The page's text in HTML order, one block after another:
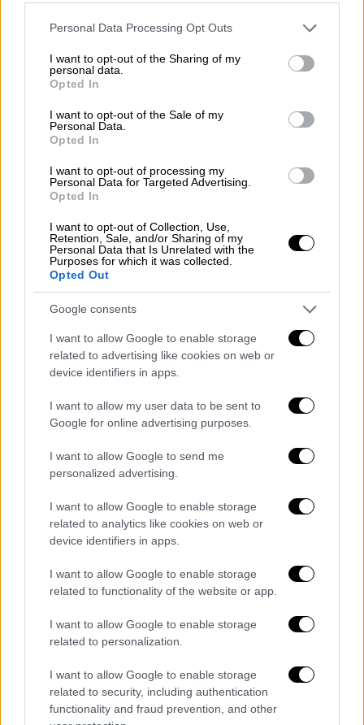
Please note that this website/app uses one or more Google
not limited to your visit or usage behaviour. You may click to
grant or deny consent to Google and its third-party tags to
use your data for below specified purposes in below Google
consent section.
Personal Data Processing Opt Outs
I want to opt-out of the Sharing of my
personal data.
Opted In
I want to opt-out of the Sale of my
Personal Data.
Opted In
I want to opt-out of processing my
Personal Data for Targeted Advertising.
Opted In
I want to opt-out of Collection, Use,
Retention, Sale, and/or Sharing of my
Personal Data that Is Unrelated with the
Purposes for which it was collected.
Opted Out
Google consents
I want to allow Google to enable storage
related to advertising like cookies on web or
device identifiers in apps.
I want to allow my user data to be sent to
Google for online advertising purposes.
I want to allow Google to send me
personalized advertising.
I want to allow Google to enable storage
related to analytics like cookies on web or
device identifiers in apps.
I want to allow Google to enable storage
related to functionality of the website or app.
I want to allow Google to enable storage
related to personalization.
I want to allow Google to enable storage
related to security, including authentication
functionality and fraud prevention, and other
Λίγο αργότερα εκσφενδονίστηκε στη μπάρα
άλλου παιχνιδιού και στη συνέχεια κατέληξε
στο έδαφος.
Σε κώμα η γυναίκα για βδομάδες
Το περιστατικό συνέβη τον
του
δημοσιότητας. Η 51χρονη βρισκόταν σε
κώμα και πέρασε τέσσερις μήνες
Την ίδια στιγμή κατόπιν ελέγχου που έγινε
συστήματα συγκράτησης της διαδρομής ήταν
ελαττωματικά και υπήρχαν σοβαρές βλάβες
στους μηχανισμούς. Μάλιστα τρεις άνδρες
καταδικάστηκαν σε ποινές φυλάκισης ενώ
επιβλήθηκε επίσης πρόστιμο στον